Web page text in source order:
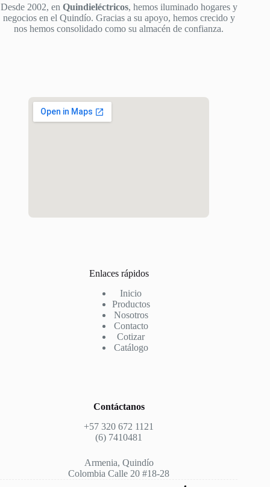
Desde 2002, en Quindieléctricos, hemos iluminado hogares y
negocios en el Quindío. Gracias a su apoyo, hemos crecido y
nos hemos consolidado como su almacén de confianza.
Enlaces rápidos
Inicio
Productos
Nosotros
Contacto
Cotizar
Catálogo
Contáctanos
+57 320 672 1121
(6) 7410481
Armenia, Quindío
Colombia Calle 20 #18-28